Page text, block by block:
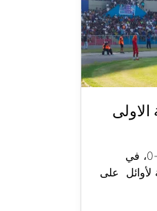
فوز طرابلس على السلام زغرتا 1-0، في
لأوائل على